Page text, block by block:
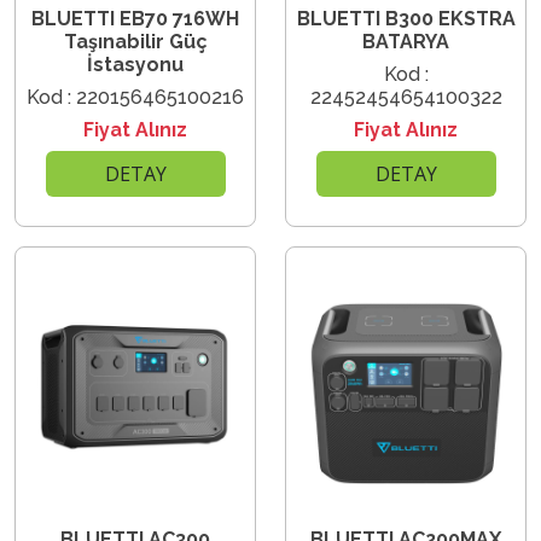
BLUETTI EB70 716WH
Taşınabilir Güç
İstasyonu
Kod : 220156465100216
Fiyat Alınız
DETAY
BLUETTI B300 EKSTRA
BATARYA
Kod :
22452454654100322
Fiyat Alınız
DETAY